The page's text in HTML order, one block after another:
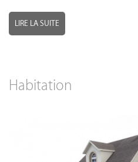
LIRE LA SUITE
Habitation